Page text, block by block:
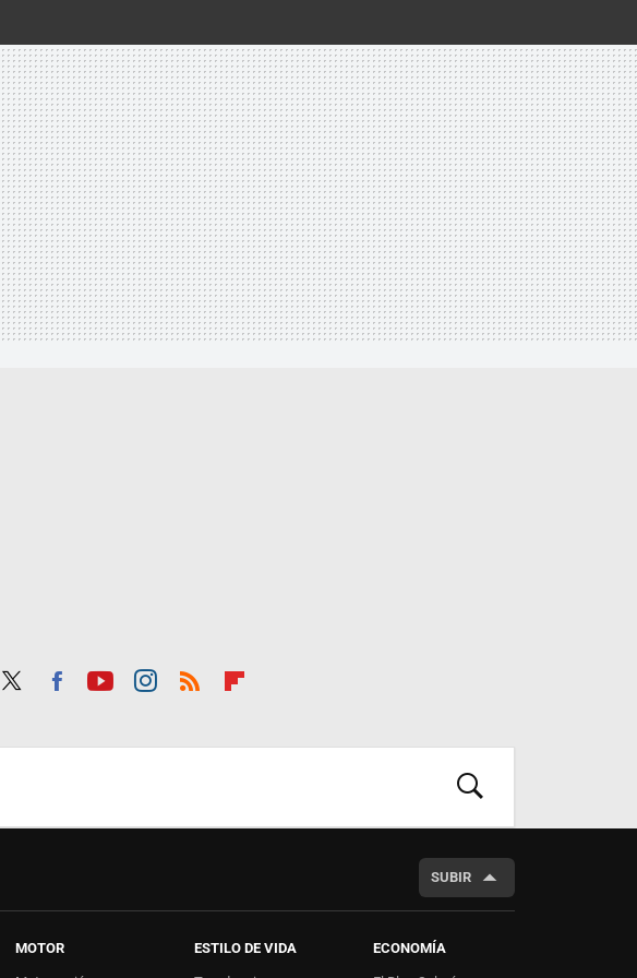
ter
ebo
ube
agra
boar
BUSCAR
SUBIR
MOTOR ESTILO DE VIDA ECONOMÍA